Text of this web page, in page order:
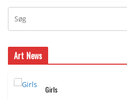
Art News
Girls